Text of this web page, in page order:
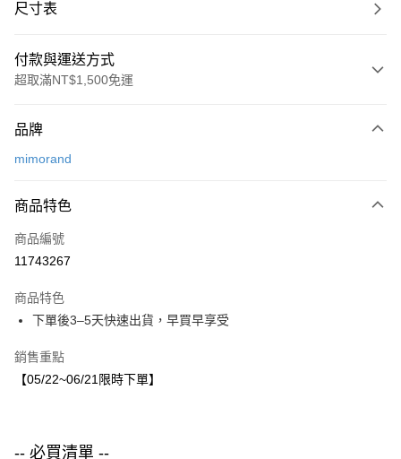
尺寸表
付款與運送方式
超取滿NT$1,500免運
信用卡一次付款
Apple Pay
街口支付
運送方式
每筆NT$80，滿NT$1,500(含以上)免運費
品牌
mimorand
商品特色
商品編號
11743267
商品特色
下單後3–5天快速出貨，早買早享受
銷售重點
【05/22~06/21限時下單】
-- 必買清單 --